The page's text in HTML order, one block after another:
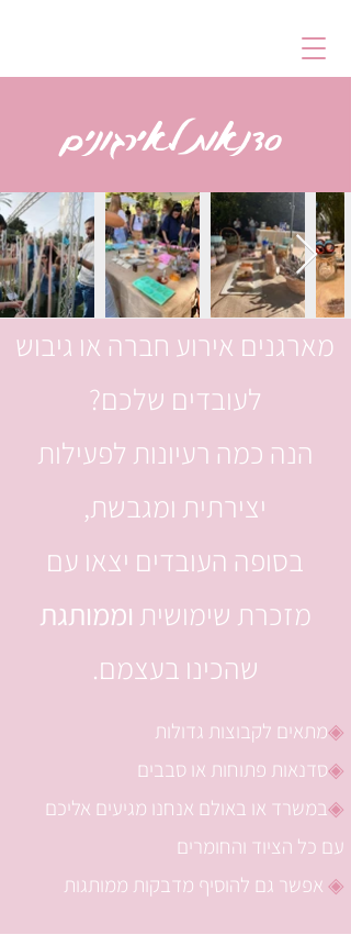
סדנאות לאירגונים
מארגנים אירוע חברה או גיבוש
לעובדים שלכם?
הנה כמה רעיונות לפעילות
יצירתית ומגבשת,
בסופה העובדים יצאו עם
מזכרת שימושית וממותגת
שהכינו בעצמם.
◈מתאים לקבוצות גדולות
◈סדנאות פתוחות או סבבים
◈במשרד או באולם אנחנו מגיעים אליכם
עם כל הציוד והחומרים
◈ אפשר גם להוסיף מדבקות ממותגות